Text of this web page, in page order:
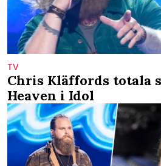
TV
Chris Kläffords totala
Heaven i Idol